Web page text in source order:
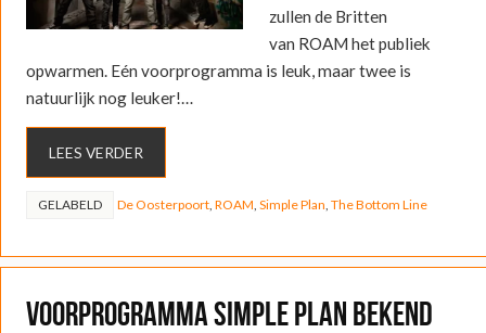
zullen de Britten
van ROAM het publiek
opwarmen. Eén voorprogramma is leuk, maar twee is
natuurlijk nog leuker!…
LEES VERDER
GELABELD De Oosterpoort, ROAM Simple Plan The Bottom Line
Voorprogramma Simple Plan bekend